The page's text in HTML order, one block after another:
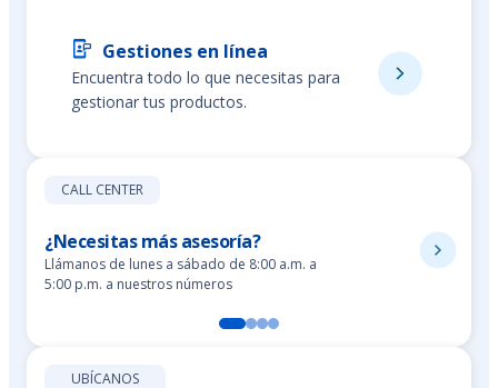
Gestiones en línea
Encuentra todo lo que necesitas para
gestionar tus productos.
CALL CENTER
¿Necesitas más asesoría?
Llámanos de lunes a sábado de 8:00 a.m. a
5:00 p.m. a nuestros números
UBÍCANOS